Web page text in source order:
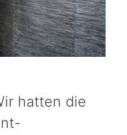
hatten die